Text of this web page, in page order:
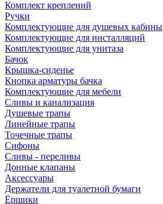
Комплект креплений
Ручки
Комплектующие для душевых кабины
Комплектующие для инсталляций
Комплектующие для унитаза
Бачок
Крышка-сиденье
Кнопка арматуры бачка
Комплектующие для мебели
Сливы и канализация
Душевые трапы
Линейные трапы
Точечные трапы
Сифоны
Сливы - переливы
Донные клапаны
Аксессуары
Держатели для туалетной бумаги
Ёршики